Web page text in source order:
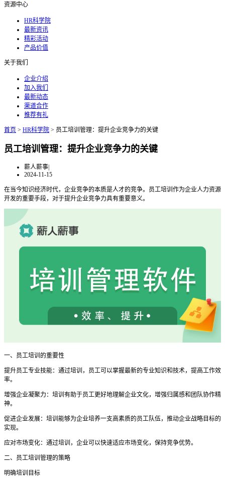
资源中心
HR科学院
最新资讯
精彩活动
产品价值
关于我们
企业介绍
加入我们
最新动态
渠道合作
推荐有礼
首页 > HR科学院 > 员工培训管理：提升企业竞争力的关键
员工培训管理：提升企业竞争力的关键
薪人薪事|
2024-11-15
在当今知识经济时代，企业竞争的本质是人才的竞争。员工培训作为企业人力资源
开发的重要手段，对于提升企业竞争力具有重要意义。
一、员工培训的重要性
提升员工专业技能：通过培训，员工可以掌握最新的专业知识和技术，提高工作效
率。
增强企业凝聚力：培训有助于员工更好地理解企业文化，增强归属感和团队协作精
神。
促进企业发展：培训能够为企业培养一支高素质的员工队伍，推动企业战略目标的
实现。
应对市场变化：通过培训，企业可以快速适应市场变化，保持竞争优势。
二、员工培训管理的策略
明确培训目标